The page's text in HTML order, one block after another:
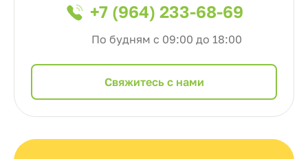
+7 (964) 233-68-69
По будням с 09:00 до 18:00
Cвяжитесь с нами